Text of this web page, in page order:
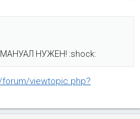
НУЖЕН! :shock:
viewtopic.php?